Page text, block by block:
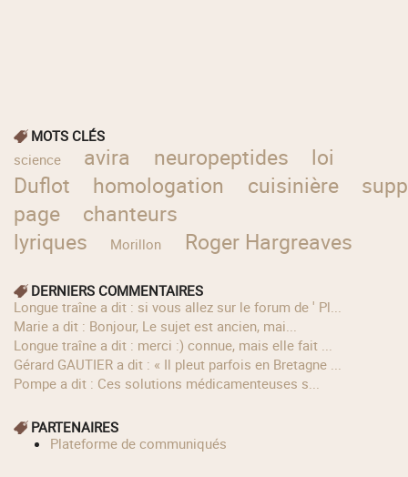
MOTS CLÉS
science
avira neuropeptides
loi
Duflot
homologation cuisinière
page
chanteurs
lyriques
Morillon Roger Hargreaves
DERNIERS COMMENTAIRES
longue traîne a dit : si vous allez sur le forum de ' Pl...
Marie a dit : Bonjour, Le sujet est ancien, mai...
longue traîne a dit : merci :) connue, mais elle fait ...
Gérard GAUTIER a dit : « Il pleut parfois en Bretagne ...
Pompe a dit : Ces solutions médicamenteuses s...
PARTENAIRES
Plateforme de communiqués